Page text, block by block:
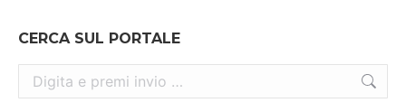
CERCA SUL PORTALE
Cerca: